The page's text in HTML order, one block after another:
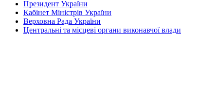
Президент України
Кабінет Міністрів України
Верховна Рада України
Центральні та місцеві органи виконавчої влади